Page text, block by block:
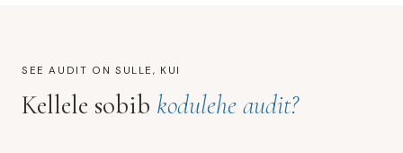
SEE AUDIT ON SULLE, KUI
Kellele sobib kodulehe audit?